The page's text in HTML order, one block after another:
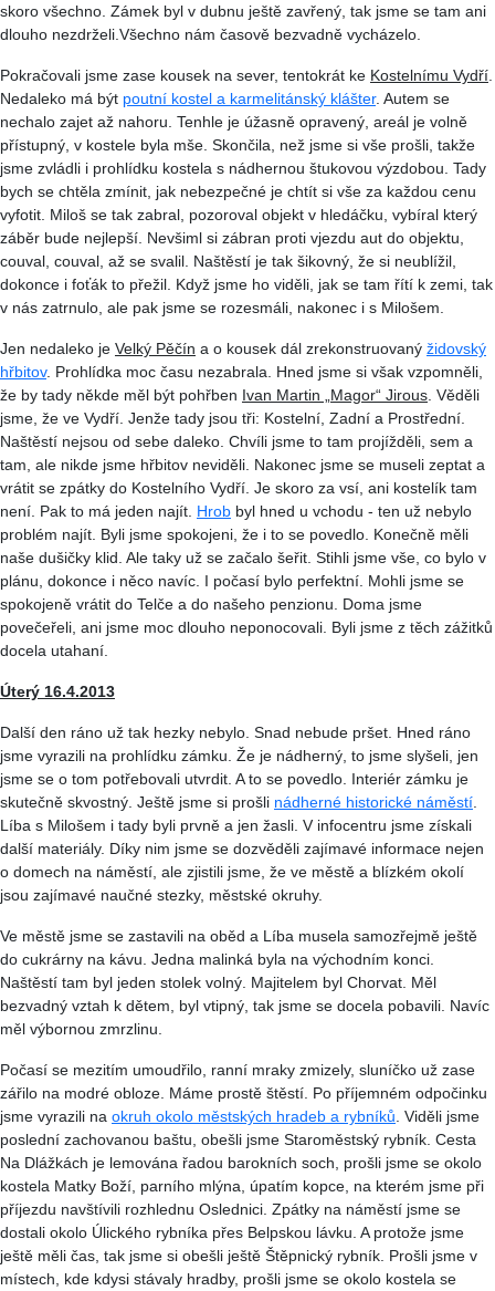
skoro všechno. Zámek byl v dubnu ještě zavřený, tak jsme se tam ani
dlouho nezdrželi.Všechno nám časově bezvadně vycházelo.
Pokračovali jsme zase kousek na sever, tentokrát ke Kostelnímu Vydří
Nedaleko má být poutní kostel a karmelitánský klášter. Autem se
nechalo zajet až nahoru. Tenhle je úžasně opravený, areál je volně
přístupný, v kostele byla mše. Skončila, než jsme si vše prošli, takže
jsme zvládli i prohlídku kostela s nádhernou štukovou výzdobou. Tady
bych se chtěla zmínit, jak nebezpečné je chtít si vše za každou cenu
vyfotit. Miloš se tak zabral, pozoroval objekt v hledáčku, vybíral který
záběr bude nejlepší. Nevšiml si zábran proti vjezdu aut do objektu,
couval, couval, až se svalil. Naštěstí je tak šikovný, že si neublížil,
dokonce i foťák to přežil. Když jsme ho viděli, jak se tam řítí k zemi, tak
v nás zatrnulo, ale pak jsme se rozesmáli, nakonec i s Milošem.
Jen nedaleko je Velký Pěčín a o kousek dál zrekonstruovaný židovský
hřbitov. Prohlídka moc času nezabrala. Hned jsme si však vzpomněli,
že by tady někde měl být pohřben Ivan Martin „ Magor“ Jirous . Věděli
jsme, že ve Vydří. Jenže tady jsou tři: Kostelní, Zadní a Prostřední.
Naštěstí nejsou od sebe daleko. Chvíli jsme to tam projížděli, sem a
tam, ale nikde jsme hřbitov neviděli. Nakonec jsme se museli zeptat a
vrátit se zpátky do Kostelního Vydří. Je skoro za vsí, ani kostelík tam
není. Pak to má jeden najít. Hrob byl hned u vchodu - ten už nebylo
problém najít. Byli jsme spokojeni, že i to se povedlo. Konečně měli
naše dušičky klid. Ale taky už se začalo šeřit. Stihli jsme vše, co bylo v
plánu, dokonce i něco navíc. I počasí bylo perfektní. Mohli jsme se
spokojeně vrátit do Telče a do našeho penzionu. Doma jsme
povečeřeli, ani jsme moc dlouho neponocovali. Byli jsme z těch zážitků
docela utahaní.
Úterý 16.4.2013
Další den ráno už tak hezky nebylo. Snad nebude pršet. Hned ráno
jsme vyrazili na prohlídku zámku. Že je nádherný, to jsme slyšeli, jen
jsme se o tom potřebovali utvrdit. A to se povedlo. Interiér zámku je
skutečně skvostný. Ještě jsme si prošli nádherné historické náměstí
Líba s Milošem i tady byli prvně a jen žasli. V infocentru jsme získali
další materiály. Díky nim jsme se dozvěděli zajímavé informace nejen
o domech na náměstí, ale zjistili jsme, že ve městě a blízkém okolí
jsou zajímavé naučné stezky, městské okruhy.
Ve městě jsme se zastavili na oběd a Líba musela samozřejmě ještě
do cukrárny na kávu. Jedna malinká byla na východním konci.
Naštěstí tam byl jeden stolek volný. Majitelem byl Chorvat. Měl
bezvadný vztah k dětem, byl vtipný, tak jsme se docela pobavili. Navíc
měl výbornou zmrzlinu.
Počasí se mezitím umoudřilo, ranní mraky zmizely, sluníčko už zase
zářilo na modré obloze. Máme prostě štěstí. Po příjemném odpočinku
jsme vyrazili na okruh okolo městských hradeb a rybníků . Viděli jsme
poslední zachovanou baštu, obešli jsme Staroměstský rybník. Cesta
Na Dlážkách je lemována řadou barokních soch, prošli jsme se okolo
kostela Matky Boží, parního mlýna, úpatím kopce, na kterém jsme při
příjezdu navštívili rozhlednu Oslednici . Zpátky na náměstí jsme se
dostali okolo Úlického rybníka přes Belpskou lávku. A protože jsme
ještě měli čas, tak jsme si obešli ještě Štěpnický rybník. Prošli jsme v
místech, kde kdysi stávaly hradby, prošli jsme se okolo kostela se